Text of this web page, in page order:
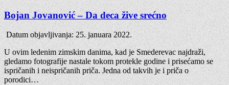
Bojan Jovanović – Da deca žive srećno
Datum objavljivanja:25. januara 2022.
U ovim ledenim zimskim danima, kad je Smederevac najdraži,
gledamo fotografije nastale tokom protekle godine i prisećamo se
ispričanih i neispričanih priča. Jedna od takvih je i priča o
porodici…